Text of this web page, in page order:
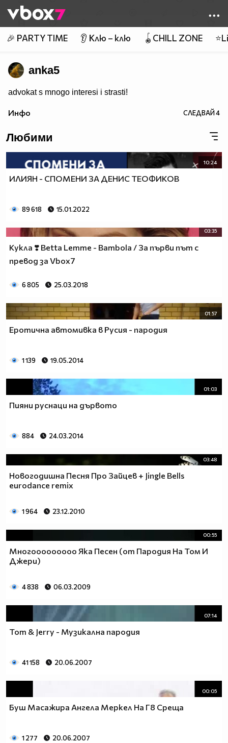
👾
🎉 PARTY TIME 👂 Клю – клю 🪀CHILL ZONE
anka5
advokat s mnogo interesi i strasti!
Инфо СЛЕДВАЙ4
Любими
10:24
ИЛИЯН - СПОМЕНИ ЗА ДЕНИС ТЕОФИКОВ
89 618 15.01.2022
03:35
Кукла ❣️ Betta Lemme - Bambola / За първи път с
превод за Vbox7
6 805 25.03.2018
01:57
Еротична автомивка в Русия - пародия
1 139 19.05.2014
01:03
Пияни руснаци на дървото
884 24.03.2014
03:48
Новогодишна Песня Про Зайцев + Jingle Bells
eurodance remix
1 964 23.12.2010
00:55
Многооооооооо Яка Песен (от Пародия На Том И
Джери)
4 838 06.03.2009
07:14
Tom & Jerry - Музикална пародия
41 158 20.06.2007
00:05
Буш Масажира Ангела Меркел На Г8 Среща
1 277 20.06.2007